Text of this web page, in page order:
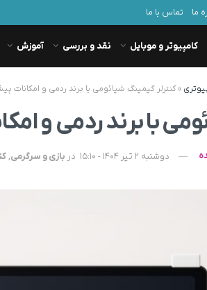
ما تماس با ما
کامپیوتر و موبایل نقد و بررسی آموزش
»کنترلر گیمینگ شیائومی با برند ردمی و امکانات
با برند ردمی و
دوشنبه 2 تیر 1404 - 15:10 در بازی و سرگرمی,